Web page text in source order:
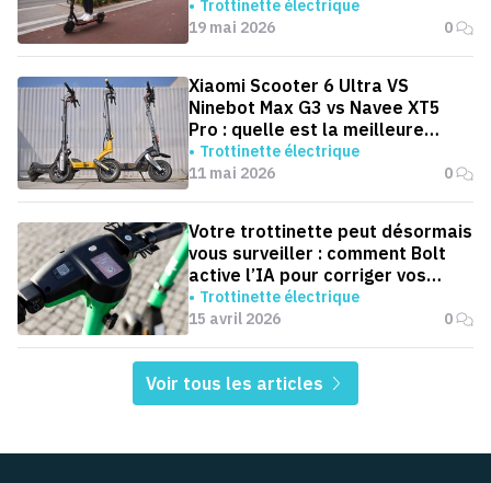
ralentit
Trottinette électrique
19 mai 2026
0
Xiaomi Scooter 6 Ultra VS
Ninebot Max G3 vs Navee XT5
Pro : quelle est la meilleure
trottinette pour aller au boulot ?
Trottinette électrique
11 mai 2026
0
Votre trottinette peut désormais
vous surveiller : comment Bolt
active l’IA pour corriger vos
trajets
Trottinette électrique
15 avril 2026
0
Voir tous les articles